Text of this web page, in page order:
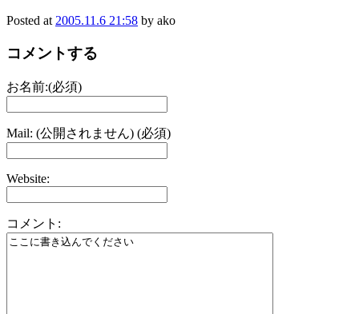
Posted at 2005.11.6 21:58 by ako
コメントする
お名前:(必須)
Mail: (公開されません) (必須)
Website:
コメント: